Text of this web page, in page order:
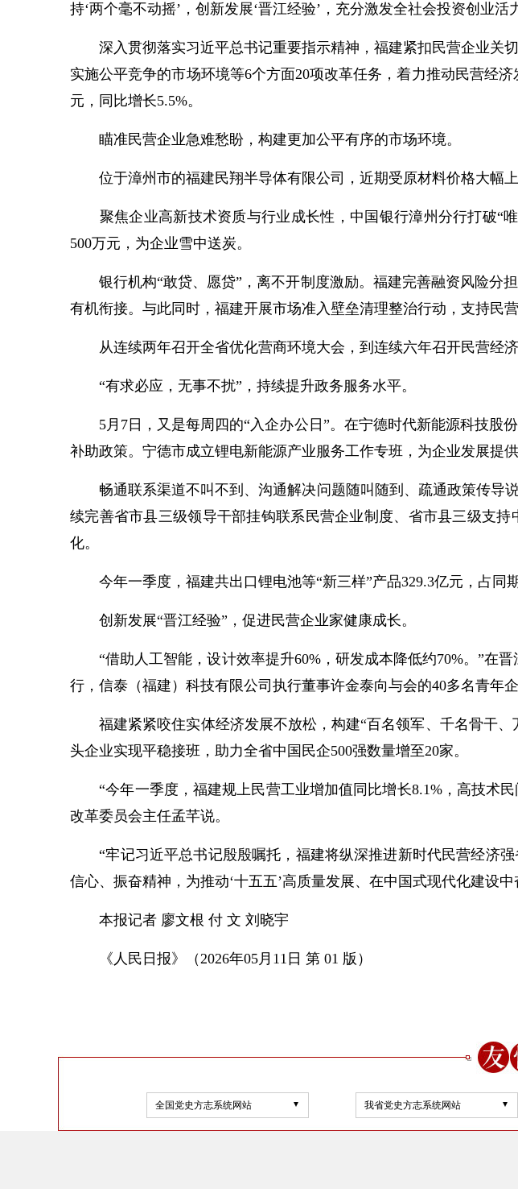
持‘两个毫不动摇’，创新发展‘晋江经验’，充分激发全社会投资创业
深入贯彻落实习近平总书记重要指示精神，福建紧扣民营企业关
实施公平竞争的市场环境等6个方面20项改革任务，着力推动民营经
元，同比增长5.5%。
瞄准民营企业急难愁盼，构建更加公平有序的市场环境。
位于漳州市的福建民翔半导体有限公司，近期受原材料价格大幅上
聚焦企业高新技术资质与行业成长性，中国银行漳州分行打破“
500万元，为企业雪中送炭。
银行机构“敢贷、愿贷”，离不开制度激励。福建完善融资风险分
有机衔接。与此同时，福建开展市场准入壁垒清理整治行动，支持民
从连续两年召开全省优化营商环境大会，到连续六年召开民营经济
“有求必应，无事不扰”，持续提升政务服务水平。
5月7日，又是每周四的“入企办公日”。在宁德时代新能源科技股
补助政策。宁德市成立锂电新能源产业服务工作专班，为企业发展提供
畅通联系渠道不叫不到、沟通解决问题随叫随到、疏通政策传导
续完善省市县三级领导干部挂钩联系民营企业制度、省市县三级支
化。
今年一季度，福建共出口锂电池等“新三样”产品329.3亿元，占同
创新发展“晋江经验”，促进民营企业家健康成长。
“借助人工智能，设计效率提升60%，研发成本降低约70%。”在晋
行，信泰（福建）科技有限公司执行董事许金泰向与会的40多名青年
福建紧紧咬住实体经济发展不放松，构建“百名领军、千名骨干、
头企业实现平稳接班，助力全省中国民企500强数量增至20家。
“今年一季度，福建规上民营工业增加值同比增长8.1%，高技术民
改革委员会主任孟芊说。
“牢记习近平总书记殷殷嘱托，福建将纵深推进新时代民营经济强
信心、振奋精神，为推动‘十五五’高质量发展、在中国式现代化建设
本报记者 廖文根 付 文 刘晓宇
《人民日报》（2026年05月11日 第 01 版）
全国党史方志系统网站 我省党史方志系统网站